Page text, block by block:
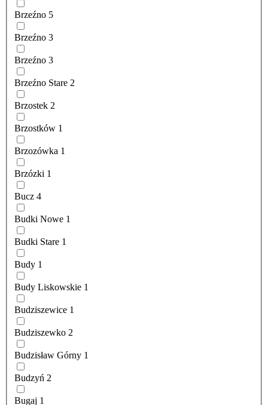
Brzeźno 5
Brzeźno 3
Brzeźno 3
Brzeźno Stare 2
Brzostek 2
Brzostków 1
Brzozówka 1
Brzózki 1
Bucz 4
Budki Nowe 1
Budki Stare 1
Budy 1
Budy Liskowskie 1
Budziszewice 1
Budziszewko 2
Budzisław Górny 1
Budzyń 2
Bugaj 1